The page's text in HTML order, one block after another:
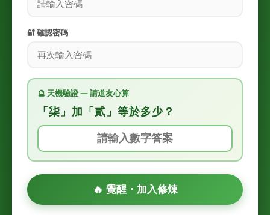
🔐 確認密碼
🔮 天機驗證 — 請道友心算
「柒」加「貳」等於多少？
🔥 覺醒・加入修煉